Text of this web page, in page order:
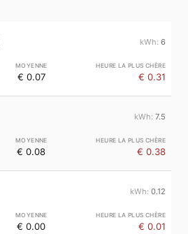
6
€ 0.07 € 0.31
7.5
€ 0.08 € 0.38
0.12
€ 0.00 € 0.01